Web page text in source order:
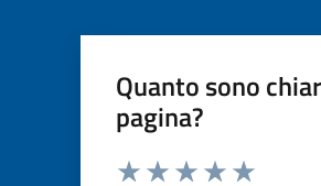
Quanto sono
pagina?
Valuta da 1 a 5 stelle la pagina